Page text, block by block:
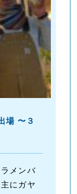
場 〜３
メンバ
にガヤ